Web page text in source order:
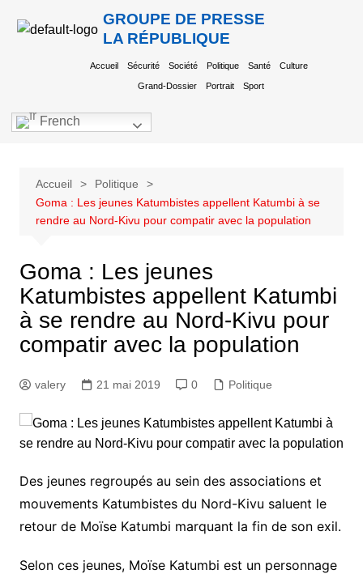
GROUPE DE PRESSE
LA RÉPUBLIQUE
Accueil Sécurité Société Politique Santé Culture
Grand-Dossier Portrait Sport
French
Accueil
Politique
Goma : Les jeunes Katumbistes appellent Katumbi à se
rendre au Nord-Kivu pour compatir avec la population
Goma : Les jeunes
Katumbistes appellent Katumbi
à se rendre au Nord-Kivu pour
compatir avec la population
valery 21 mai 2019 0 Politique
Des jeunes regroupés au sein des associations et
mouvements Katumbistes du Nord-Kivu saluent le
retour de Moïse Katumbi marquant la fin de son exil.
Selon ces jeunes, Moïse Katumbi est un personnage